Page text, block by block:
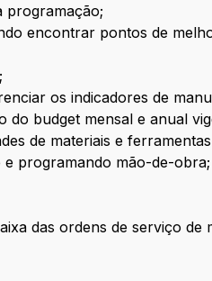
programação;
encontrar pontos de
os indicadores de
budget mensal e anual
de materiais e
e programando mão-de-obra;
das ordens de serviço de